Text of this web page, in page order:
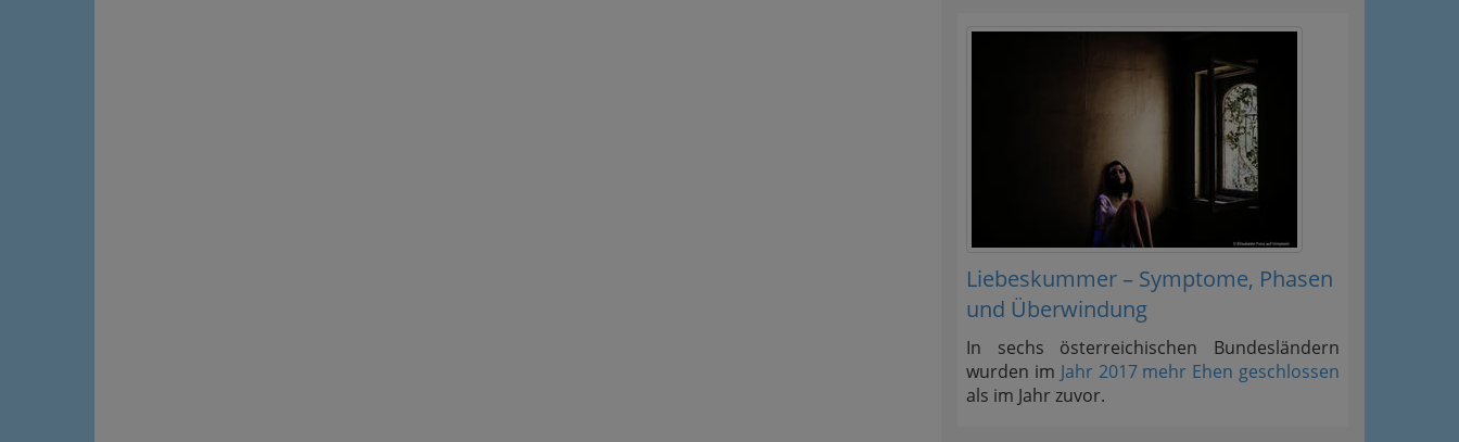
Liebeskummer – Symptome, Phasen
und Überwindung
In sechs österreichischen Bundesländern
wurden im Jahr 2017 mehr Ehen geschlossen
als im Jahr zuvor.